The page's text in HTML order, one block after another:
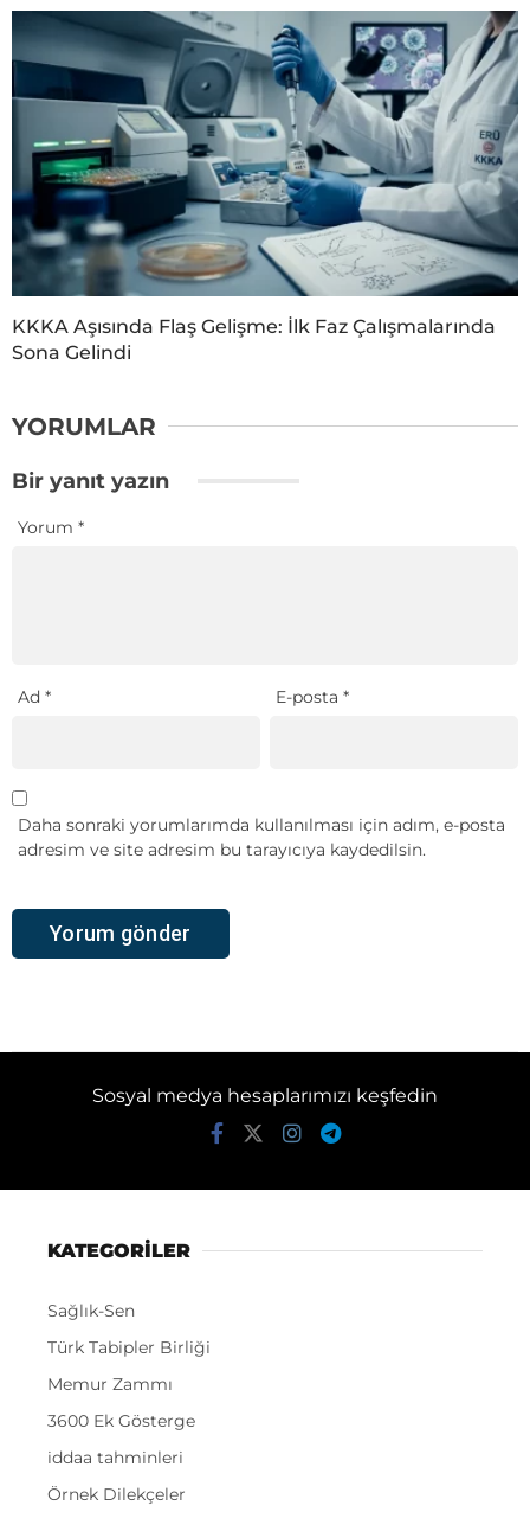
KKKA Aşısında Flaş Gelişme: İlk Faz Çalışmalarında
Sona Gelindi
YORUMLAR
Bir yanıt yazın
Yorum *
Ad * E-posta*
Daha sonraki yorumlarımda kullanılması için adım, e-posta
adresim ve site adresim bu tarayıcıya kaydedilsin.
Sosyal medya hesaplarımızı keşfedin
KATEGORİLER
Sağlık-Sen
Türk Tabipler Birliği
Memur Zammı
3600 Ek Gösterge
iddaa tahminleri
Örnek Dilekçeler